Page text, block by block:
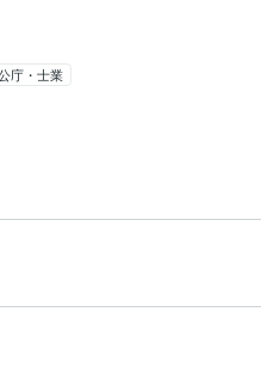
庁・士業